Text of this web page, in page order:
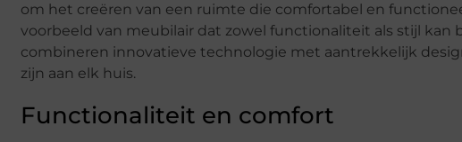
om het creëren van een ruimte die comfortabel en
voorbeeld van meubilair dat zowel functionaliteit als stijl kan
combineren innovatieve technologie met aantrekkelijk
zijn aan elk huis.
Functionaliteit en comfort